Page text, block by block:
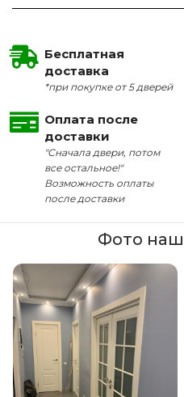
Бесплатная
доставка
*при покупке от 5 дверей
Оплата после
доставки
"Сначала двери, потом
все остальное!"
Возможность оплаты
после доставки
Фото